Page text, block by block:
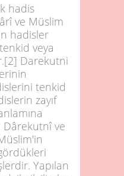
hadis
ve Müslim
hadisler
veya
[2] Darekutni
tenkid
zayıf
Dârekutnî ve
Yapılan